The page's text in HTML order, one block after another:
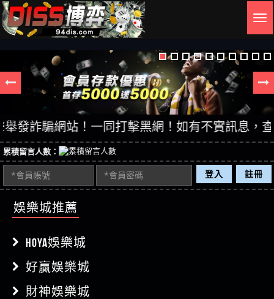
騙網站！一同打擊黑網！如有不實訊息，查證後
累積留言人數：
登入 註冊
娛樂城推薦
HOYA娛樂城
好贏娛樂城
財神娛樂城